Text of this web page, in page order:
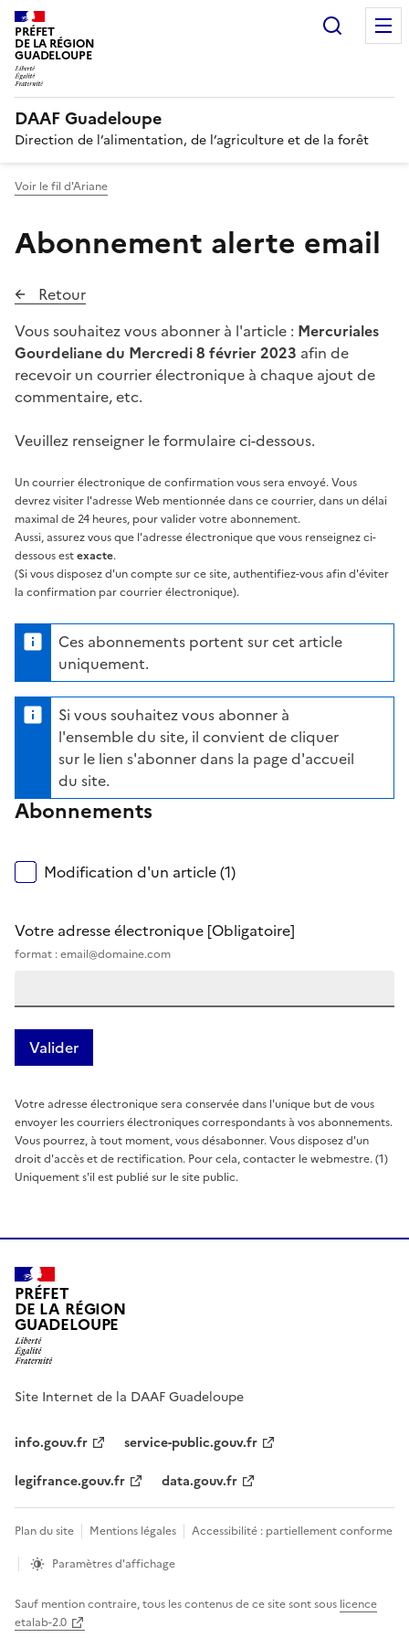
PRÉFET
DE LA RÉGION
GUADELOUPE
DAAF Guadeloupe
Direction de l’alimentation, de l’agriculture et de la forêt
Voir le fil d'Ariane
Abonnement alerte email
Retour
Vous souhaitez vous abonner à l'article : Mercuriales
Gourdeliane du Mercredi 8 février 2023 afin de
recevoir un courrier électronique à chaque ajout de
commentaire, etc.
Veuillez renseigner le formulaire ci-dessous.
Un courrier électronique de confirmation vous sera envoyé. Vous
devrez visiter l'adresse Web mentionnée dans ce courrier, dans un délai
maximal de 24 heures, pour valider votre abonnement.
Aussi, assurez vous que l'adresse électronique que vous renseignez ci-
dessous estexacte.
(Si vous disposez d'un compte sur ce site, authentifiez-vous afin d'éviter
la confirmation par courrier électronique).
Ces abonnements portent sur cet article
uniquement.
Si vous souhaitez vous abonner à
l'ensemble du site, il convient de cliquer
sur le lien s'abonner dans la page d'accueil
du site.
Abonnements
Modification d'un article (1)
Votre adresse électronique [Obligatoire]
format : email@domaine.com
Votre adresse électronique sera conservée dans l'unique but de vous
envoyer les courriers électroniques correspondants à vos abonnements.
Vous pourrez, à tout moment, vous désabonner. Vous disposez d'un
droit d'accès et de rectification. Pour cela, contacter le webmestre. (1)
Uniquement s'il est publié sur le site public.
PRÉFET
DE LA RÉGION
GUADELOUPE
Site Internet de la DAAF Guadeloupe
info.gouv.fr
service-public.gouv.fr
legifrance.gouv.fr
data.gouv.fr
Plan du site Mentions légales
Accessibilité : partiellement conforme
Paramètres d'affichage
Sauf mention contraire, tous les contenus de ce site sont sous licence
etalab-2.0